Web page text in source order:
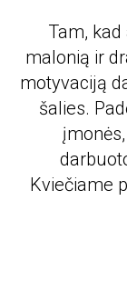
Tam,
malonią ir
motyvaciją
šalies.
Kviečiame